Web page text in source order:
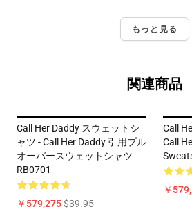
もっと見る
関連商品
Call Her Daddy スウェットシ
ャツ - Call Her Daddy 引用プル
オーバースウェットシャツ
RB0701
￥579,275$39.95
Call
Call
￥